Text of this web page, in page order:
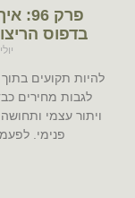
פרק
בדפוס
יולי 15, 2026
להיות תקועים
לגבות מחירים
ויתור עצמי
פנימי.